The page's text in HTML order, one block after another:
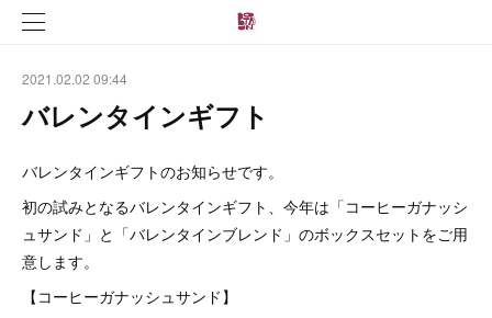
2021.02.02 09:44
バレンタインギフト
バレンタインギフトのお知らせです。
初の試みとなるバレンタインギフト、今年は「コーヒーガナッシ
ュサンド」と「バレンタインブレンド」のボックスセットをご用
意します。
【コーヒーガナッシュサンド】